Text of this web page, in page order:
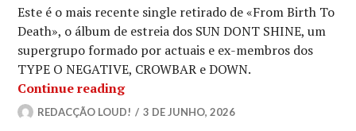
Este é o mais recente single retirado de «From Birth To
Death», o álbum de estreia dos SUN DONT SHINE, um
supergrupo formado por actuais e ex-membros dos
TYPE O NEGATIVE, CROWBAR e DOWN.
Continue readingSUN DONT SHINE lançam vídeo-
REDACÇÃO LOUD! 3 DE JUNHO, 2026